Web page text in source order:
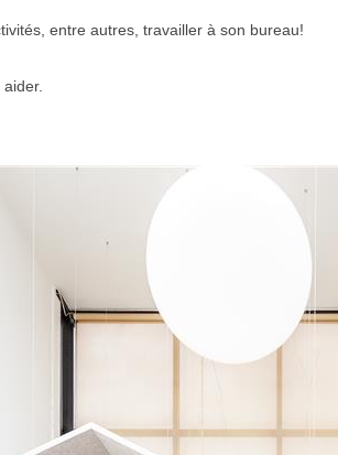
entre autres, travailler à son bureau!